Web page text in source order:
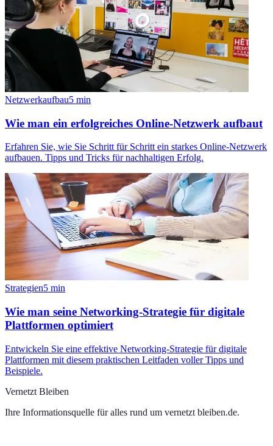
Netzwerkaufbau5 min
Wie man ein erfolgreiches Online-Netzwerk aufbaut
Erfahren Sie, wie Sie Schritt für Schritt ein starkes Online-Netzwerk
aufbauen. Tipps und Tricks für nachhaltigen Erfolg.
Strategien5 min
Wie man seine Networking-Strategie für digitale
Plattformen optimiert
Entwickeln Sie eine effektive Networking-Strategie für digitale
Plattformen mit diesem praktischen Leitfaden voller Tipps und
Beispiele.
Vernetzt Bleiben
Ihre Informationsquelle für alles rund um vernetzt bleiben.de.